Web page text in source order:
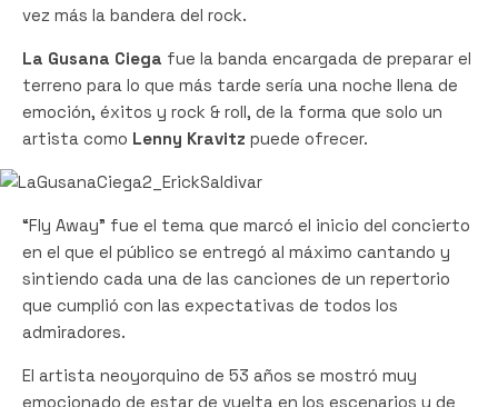
vez más la bandera del rock.
La Gusana Ciega fue la banda encargada de preparar el
terreno para lo que más tarde sería una noche llena de
emoción, éxitos y rock & roll, de la forma que solo un
artista como Lenny Kravitz puede ofrecer.
“Fly Away” fue el tema que marcó el inicio del concierto
en el que el público se entregó al máximo cantando y
sintiendo cada una de las canciones de un repertorio
que cumplió con las expectativas de todos los
admiradores.
El artista neoyorquino de 53 años se mostró muy
emocionado de estar de vuelta en los escenarios y de